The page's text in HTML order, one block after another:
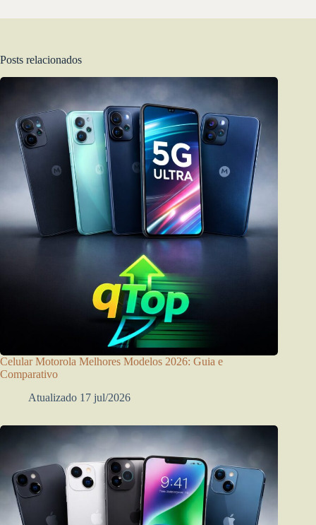
Posts relacionados
Celular Motorola Melhores Modelos 2026: Guia e
Comparativo
Atualizado 17 jul/2026